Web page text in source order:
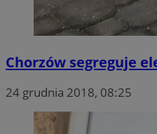
Chorzów segreguje
24 grudnia 2018, 08:25